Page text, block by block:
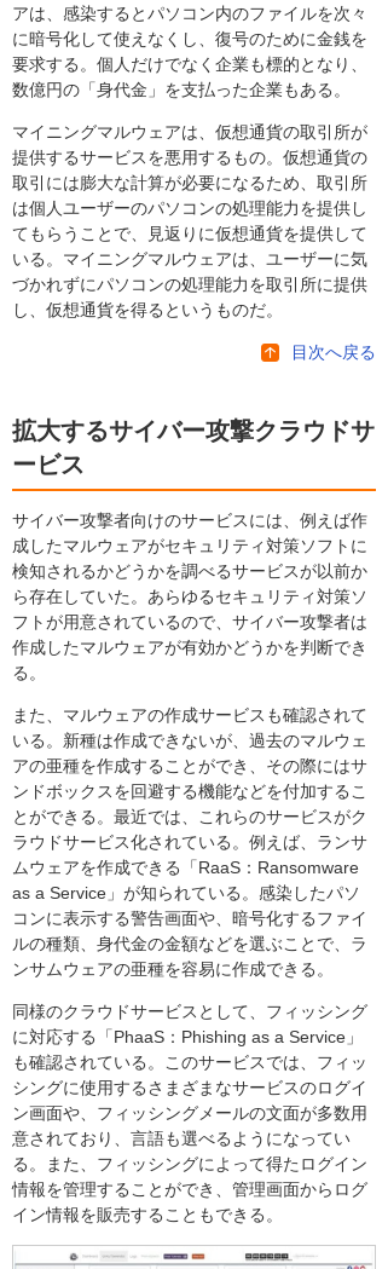
アは、感染するとパソコン内のファイルを次々
に暗号化して使えなくし、復号のために金銭を
要求する。個人だけでなく企業も標的となり、
数億円の「身代金」を支払った企業もある。
マイニングマルウェアは、仮想通貨の取引所が
提供するサービスを悪用するもの。仮想通貨の
取引には膨大な計算が必要になるため、取引所
は個人ユーザーのパソコンの処理能力を提供し
てもらうことで、見返りに仮想通貨を提供して
いる。マイニングマルウェアは、ユーザーに気
づかれずにパソコンの処理能力を取引所に提供
し、仮想通貨を得るというものだ。
目次へ戻る
拡大するサイバー攻撃クラウドサ
ービス
サイバー攻撃者向けのサービスには、例えば作
成したマルウェアがセキュリティ対策ソフトに
検知されるかどうかを調べるサービスが以前か
ら存在していた。あらゆるセキュリティ対策ソ
フトが用意されているので、サイバー攻撃者は
作成したマルウェアが有効かどうかを判断でき
る。
また、マルウェアの作成サービスも確認されて
いる。新種は作成できないが、過去のマルウェ
アの亜種を作成することができ、その際にはサ
ンドボックスを回避する機能などを付加するこ
とができる。最近では、これらのサービスがク
ラウドサービス化されている。例えば、ランサ
ムウェアを作成できる「RaaS：Ransomware
as a Service」が知られている。感染したパソ
コンに表示する警告画面や、暗号化するファイ
ルの種類、身代金の金額などを選ぶことで、ラ
ンサムウェアの亜種を容易に作成できる。
同様のクラウドサービスとして、フィッシング
に対応する「PhaaS：Phishing as a Service」
も確認されている。このサービスでは、フィッ
シングに使用するさまざまなサービスのログイ
ン画面や、フィッシングメールの文面が多数用
意されており、言語も選べるようになってい
る。また、フィッシングによって得たログイン
情報を管理することができ、管理画面からログ
イン情報を販売することもできる。